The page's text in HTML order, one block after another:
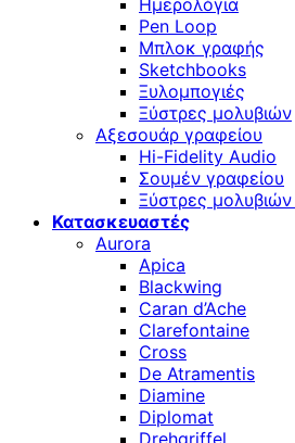
Ημερολόγια
Pen Loop
Μπλοκ γραφής
Sketchbooks
Ξυλομπογιές
Ξύστρες μολυβιών
Αξεσουάρ γραφείου
Hi-Fidelity Audio
Σουμέν γραφείου
Ξύστρες μολυβιών
Κατασκευαστές
Aurora
Apica
Blackwing
Caran d’Ache
Clarefontaine
Cross
De Atramentis
Diamine
Diplomat
Drehgriffel